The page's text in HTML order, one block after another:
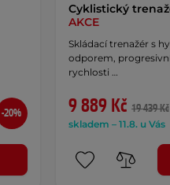
-20%
Cyklistický
AKCE
Skládací trenažér s
odporem,
rychlosti …
9 889 Kč 19 439 Kč
skladem – 11.8. u Vás